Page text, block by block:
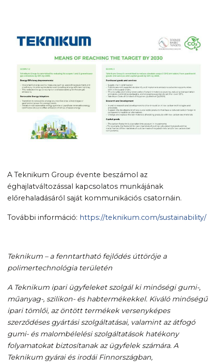
A Teknikum Group évente beszámol az
éghajlatváltozással kapcsolatos munkájának
előrehaladásáról saját kommunikációs csatornáin.
További információ: https://teknikum.com/sustainability/
Teknikum – a fenntartható fejlődés úttörője a
polimertechnológia területén
A Teknikum ipari ügyfeleket szolgál ki minőségi gumi-,
műanyag-, szilikon- és habtermékekkel. Kiváló minőségű
ipari tömlői, az öntött termékek versenyképes
szerződéses gyártási szolgáltatásai, valamint az átfogó
gumi- és malombélelési szolgáltatások hatékony
folyamatokat biztosítanak az ügyfelek számára. A
Teknikum gyárai és irodái Finnországban,